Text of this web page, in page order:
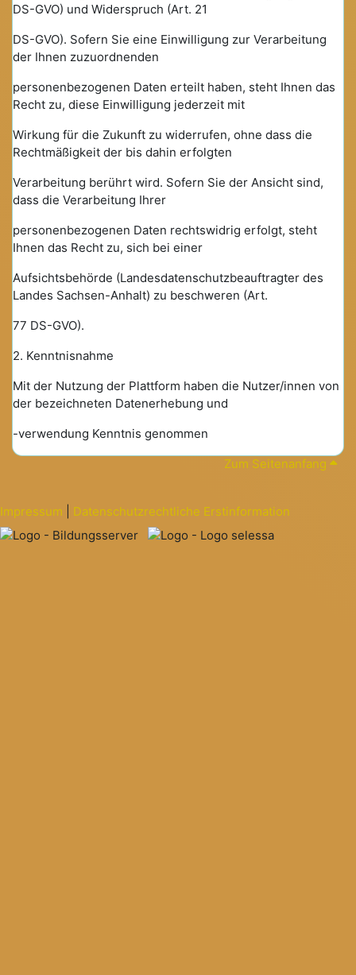
DS-GVO) und Widerspruch (Art. 21
DS-GVO). Sofern Sie eine Einwilligung zur Verarbeitung
der Ihnen zuzuordnenden
personenbezogenen Daten erteilt haben, steht Ihnen das
Recht zu, diese Einwilligung jederzeit mit
Wirkung für die Zukunft zu widerrufen, ohne dass die
Rechtmäßigkeit der bis dahin erfolgten
Verarbeitung berührt wird. Sofern Sie der Ansicht sind,
dass die Verarbeitung Ihrer
personenbezogenen Daten rechtswidrig erfolgt, steht
Ihnen das Recht zu, sich bei einer
Aufsichtsbehörde (Landesdatenschutzbeauftragter des
Landes Sachsen-Anhalt) zu beschweren (Art.
77 DS-GVO).
2. Kenntnisnahme
Mit der Nutzung der Plattform haben die Nutzer/innen von
der bezeichneten Datenerhebung und
-verwendung Kenntnis genommen
Zum Seitenanfang
Impressum Datenschutzrechtliche Erstinformation